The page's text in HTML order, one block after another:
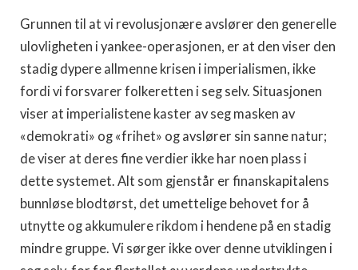
Grunnen til at vi revolusjonære avslører den generelle
ulovligheten i yankee-operasjonen, er at den viser den
stadig dypere allmenne krisen i imperialismen, ikke
fordi vi forsvarer folkeretten i seg selv. Situasjonen
viser at imperialistene kaster av seg masken av
«demokrati» og «frihet» og avslører sin sanne natur;
de viser at deres fine verdier ikke har noen plass i
dette systemet. Alt som gjenstår er finanskapitalens
bunnløse blodtørst, det umettelige behovet for å
utnytte og akkumulere rikdom i hendene på en stadig
mindre gruppe. Vi sørger ikke over denne utviklingen i